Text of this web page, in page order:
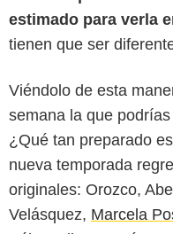
estimado para verla
tienen que ser
Viéndolo de esta
semana la que
¿Qué tan preparado
nueva temporada
originales: Orozco,
Velásquez, Marcela